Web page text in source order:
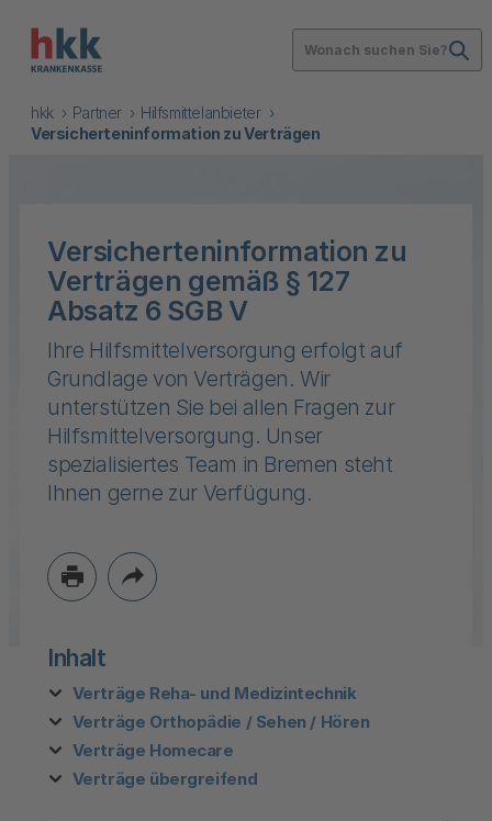
Wonach suchen Sie?
hkk Partner
Hilfsmittelanbieter
Versicherteninformation zu Verträgen
Versicherteninformation zu
Verträgen gemäß § 127
Absatz 6 SGB V
Ihre Hilfsmittelversorgung erfolgt auf
Grundlage von Verträgen. Wir
unterstützen Sie bei allen Fragen zur
Hilfsmittelversorgung. Unser
spezialisiertes Team in Bremen steht
Ihnen gerne zur Verfügung.
Inhalt
Verträge Reha- und Medizintechnik
Verträge Orthopädie / Sehen / Hören
Verträge Homecare
Verträge übergreifend